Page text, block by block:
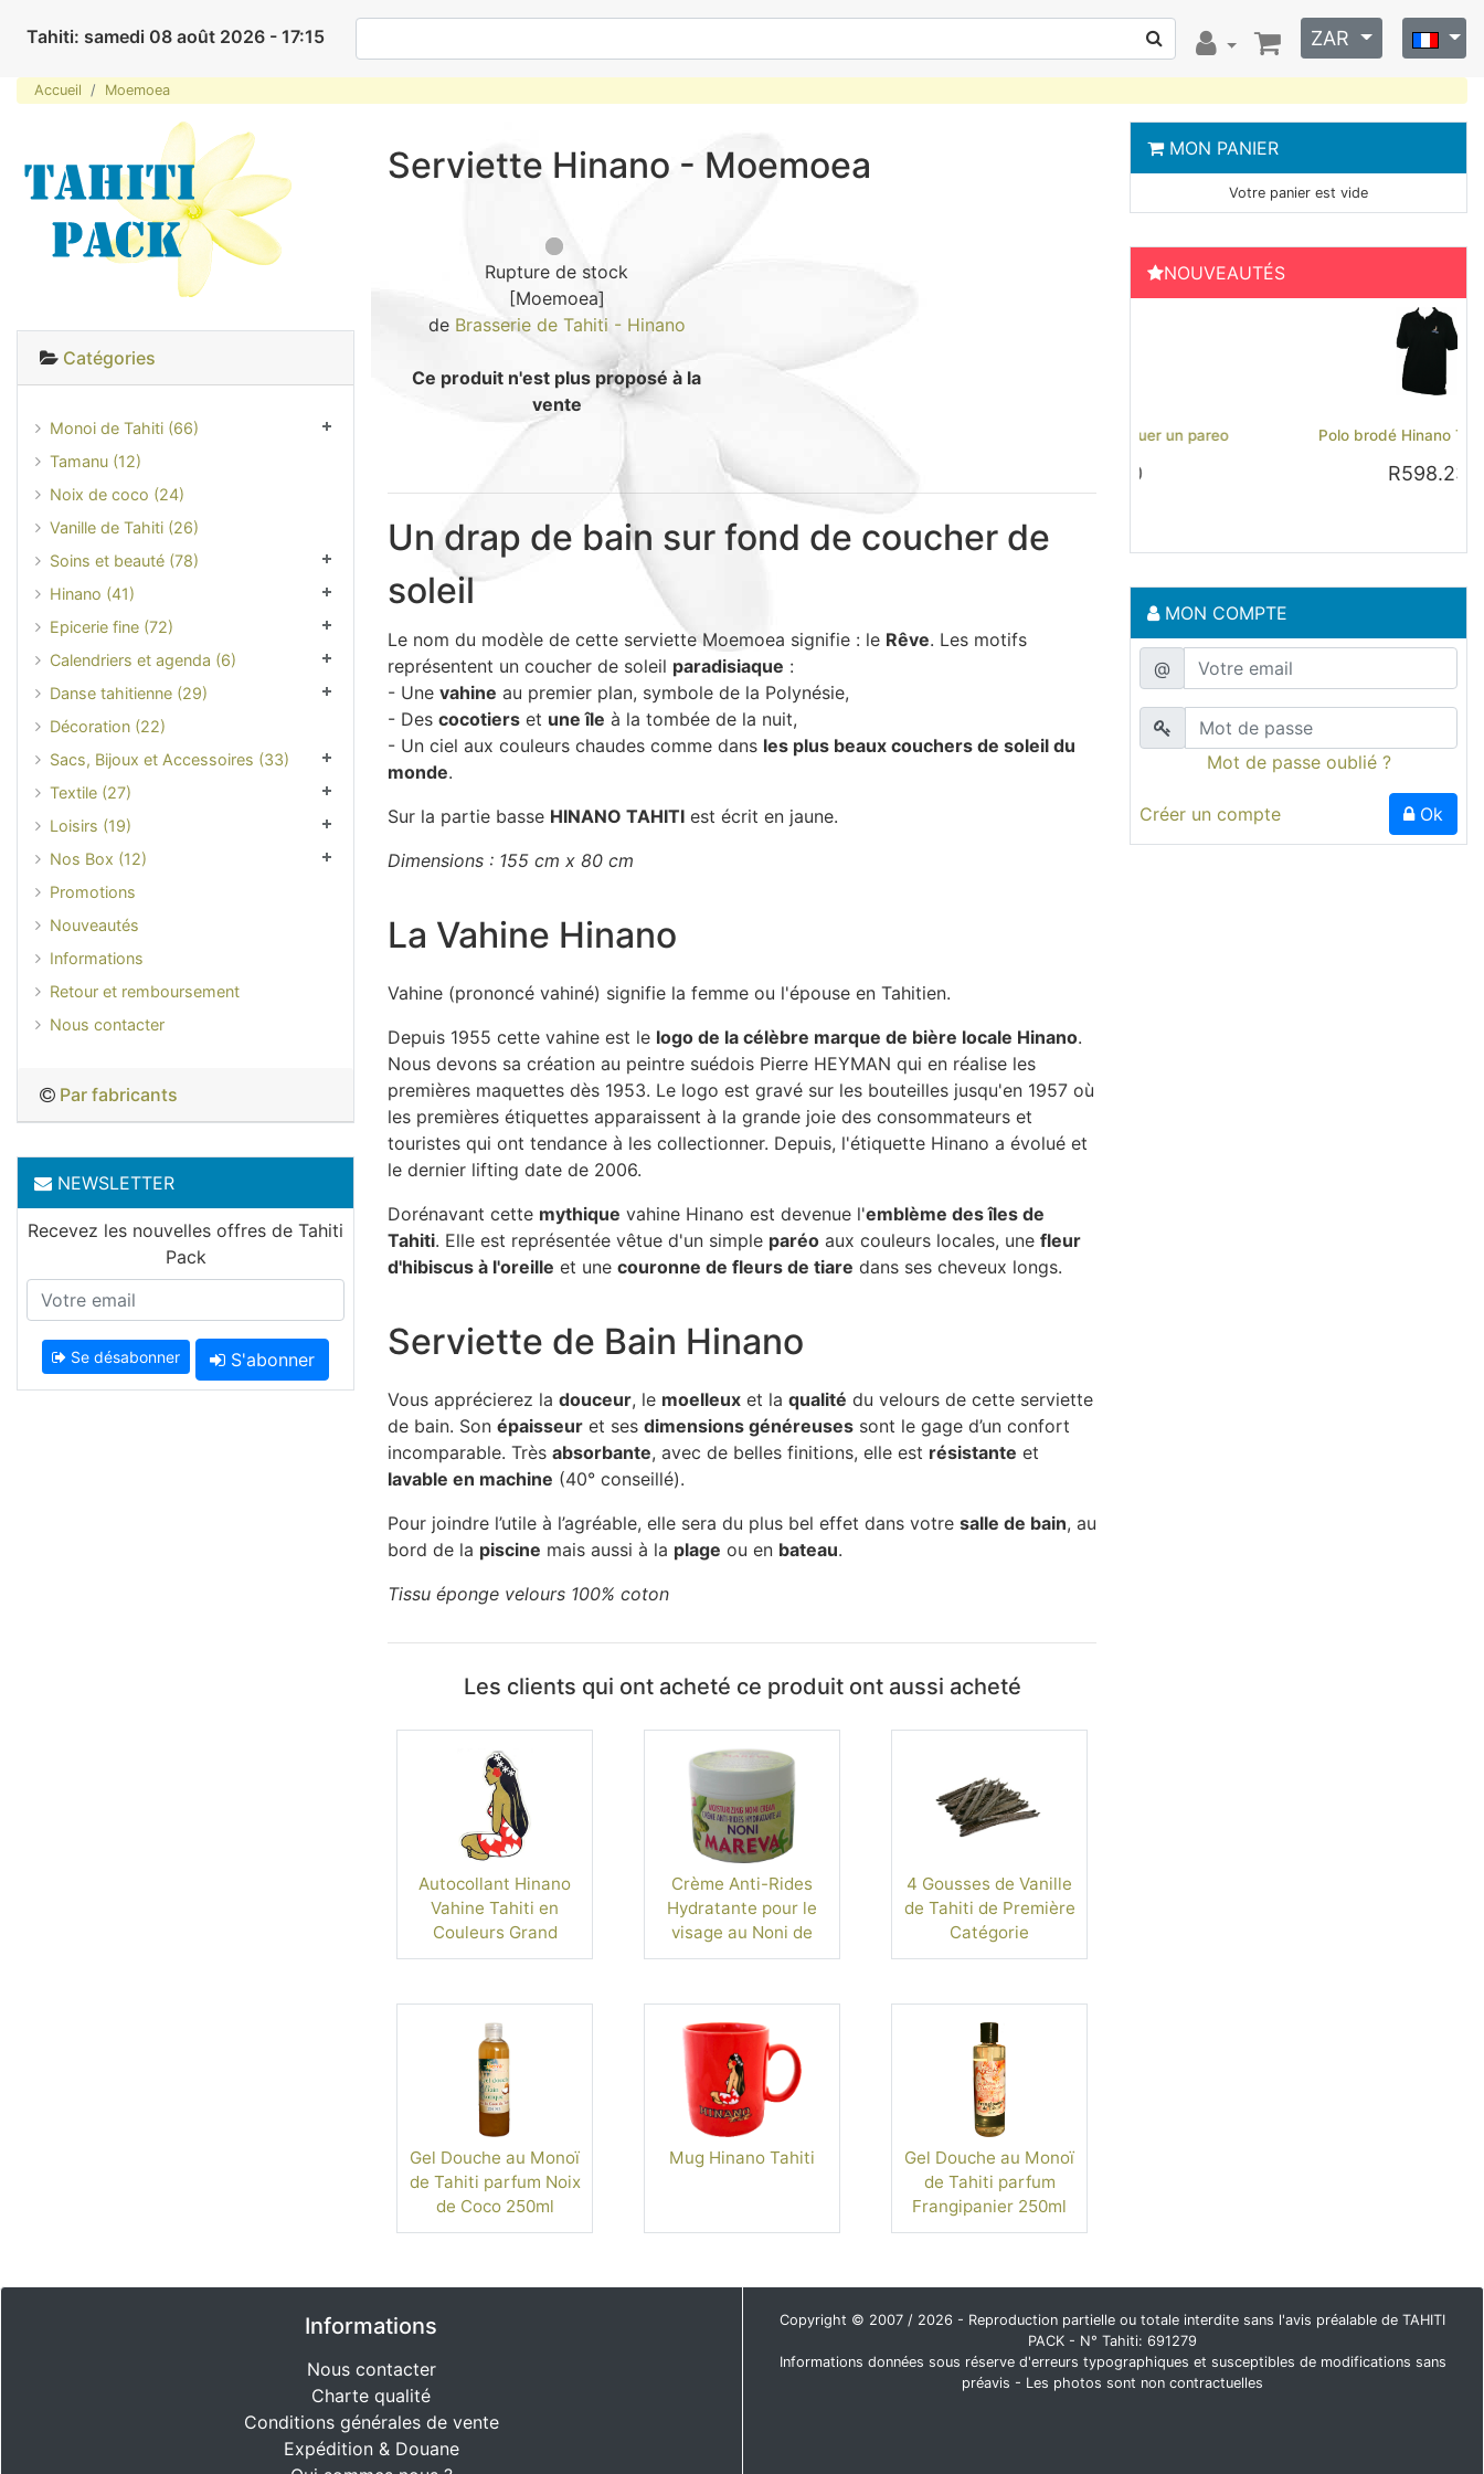
Tahiti: samedi 08 août 2026 - 17:15 ZAR
Accueil Moemoea
Serviette Hinano - Moemoea
Rupture de stock
[Moemoea]
de Brasserie de Tahiti - Hinano
Ce produit n'est plus proposé à la
vente
Un drap de bain sur fond de coucher de
soleil
Le nom du modèle de cette serviette Moemoea signifie : le Rêve. Les motifs
représentent un coucher de soleil paradisiaque :
- Une vahine au premier plan, symbole de la Polynésie,
- Des cocotiers et une île à la tombée de la nuit,
- Un ciel aux couleurs chaudes comme dans les plus beaux couchers de soleil du
monde.
Sur la partie basse HINANO TAHITI est écrit en jaune.
Dimensions : 155 cm x 80 cm
La Vahine Hinano
Vahine (prononcé vahiné) signifie la femme ou l'épouse en Tahitien.
Depuis 1955 cette vahine est le logo de la célèbre marque de bière locale Hinano.
Nous devons sa création au peintre suédois Pierre HEYMAN qui en réalise les
premières maquettes dès 1953. Le logo est gravé sur les bouteilles jusqu'en 1957 où
les premières étiquettes apparaissent à la grande joie des consommateurs et
touristes qui ont tendance à les collectionner. Depuis, l'étiquette Hinano a évolué et
le dernier lifting date de 2006.
Dorénavant cette mythique vahine Hinano est devenue l'emblème des îles de
Tahiti. Elle est représentée vêtue d'un simple paréo aux couleurs locales, une fleur
d'hibiscus à l'oreille et une couronne de fleurs de tiare dans ses cheveux longs.
Serviette de Bain Hinano
Vous apprécierez la douceur, le moelleux et la qualité du velours de cette serviette
de bain. Son épaisseur et ses dimensions généreuses sont le gage d’un confort
incomparable. Très absorbante, avec de belles finitions, elle est résistante et
lavable en machine (40° conseillé).
Pour joindre l’utile à l’agréable, elle sera du plus bel effet dans votre salle de bain, au
bord de la piscine mais aussi à la plage ou en bateau.
Tissu éponge velours 100% coton
Les clients qui ont acheté ce produit ont aussi acheté
Autocollant Hinano
Vahine Tahiti en
Couleurs Grand
Format
Crème Anti-Rides
Hydratante pour le
visage au Noni de
Tahiti - 60ml
4 Gousses de Vanille
de Tahiti de Première
Catégorie
Gel Douche au Monoï
de Tahiti parfum Noix
de Coco 250ml
Mug Hinano Tahiti
Gel Douche au Monoï
de Tahiti parfum
Frangipanier 250ml
Catégories
Monoi de Tahiti (66)
Tamanu (12)
Noix de coco (24)
Vanille de Tahiti (26)
Soins et beauté (78)
Hinano (41)
Epicerie fine (72)
Calendriers et agenda (6)
Danse tahitienne (29)
Décoration (22)
Sacs, Bijoux et Accessoires (33)
Textile (27)
Loisirs (19)
Nos Box (12)
Promotions
Nouveautés
Informations
Retour et remboursement
Nous contacter
Par fabricants
NEWSLETTER
Recevez les nouvelles offres de Tahiti
Pack
Se désabonner S'abonner
MON PANIER
Votre panier est vide
NOUVEAUTÉS
Polo brodé Hinano Tahiti - Noir
Previous Next
MON COMPTE
@
Mot de passe oublié ?
Créer un compte Ok
Informations
Nous contacter
Charte qualité
Conditions générales de vente
Expédition & Douane
Copyright © 2007 / 2026 - Reproduction partielle ou totale interdite sans l'avis préalable de TAHITI
PACK - N° Tahiti: 691279
Informations données sous réserve d'erreurs typographiques et susceptibles de modifications sans
préavis - Les photos sont non contractuelles